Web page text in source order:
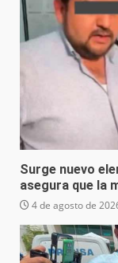
Surge nuevo
asegura que la
4 de agosto de